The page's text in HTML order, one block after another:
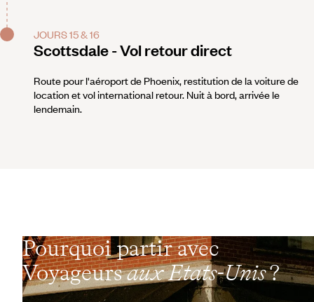
JOURS 15 & 16
Scottsdale - Vol retour direct
Route pour l'aéroport de Phoenix, restitution de la voiture de
location et vol international retour. Nuit à bord, arrivée le
lendemain.
Pourquoi partir avec
Voyageursaux Etats-Unis?